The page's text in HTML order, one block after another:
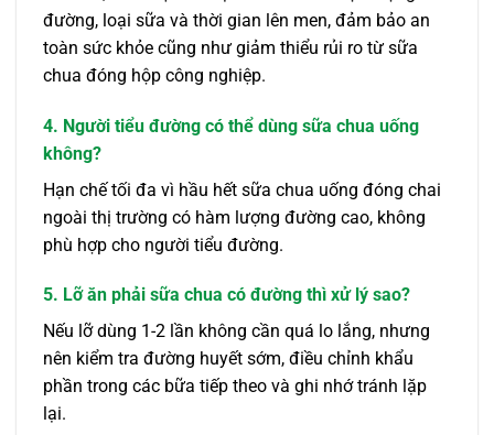
đường, loại sữa và thời gian lên men, đảm bảo an
toàn sức khỏe cũng như giảm thiểu rủi ro từ sữa
chua đóng hộp công nghiệp.
4. Người tiểu đường có thể dùng sữa chua uống
không?
Hạn chế tối đa vì hầu hết sữa chua uống đóng chai
ngoài thị trường có hàm lượng đường cao, không
phù hợp cho người tiểu đường.
5. Lỡ ăn phải sữa chua có đường thì xử lý sao?
Nếu lỡ dùng 1-2 lần không cần quá lo lắng, nhưng
nên kiểm tra đường huyết sớm, điều chỉnh khẩu
phần trong các bữa tiếp theo và ghi nhớ tránh lặp
lại.